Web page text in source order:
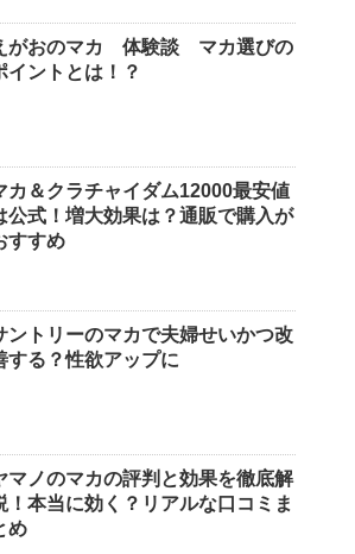
がおのマカ 体験談 マカ選びの
イントとは！？
カ＆クラチャイダム12000最安値
公式！増大効果は？通販で購入が
すすめ
ントリーのマカで夫婦せいかつ改
する？性欲アップに
マノのマカの評判と効果を徹底解
！本当に効く？リアルな口コミま
め